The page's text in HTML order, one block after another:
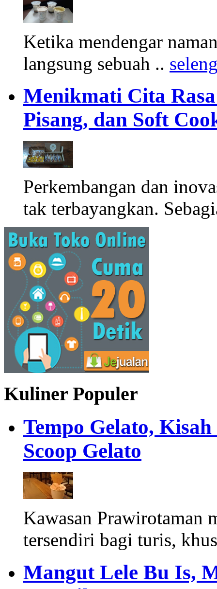
Ketika mendengar
langsung sebuah ..
Menikmati Cita
Pisang, dan Soft
Perkembangan dan
tak terbayangkan.
Kuliner Populer
Tempo Gelato,
Scoop Gelato
Kawasan Prawirotaman
tersendiri bagi turis,
Mangut Lele Bu Is,